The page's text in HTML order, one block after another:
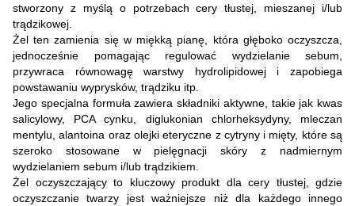
stworzony z myślą o potrzebach cery tłustej, mieszanej i/lub
trądzikowej.
Żel ten zamienia się w miękką pianę, która głęboko oczyszcza,
jednocześnie pomagając regulować wydzielanie sebum,
przywraca równowagę warstwy hydrolipidowej i zapobiega
powstawaniu wyprysków, trądziku itp.
Jego specjalna formuła zawiera składniki aktywne, takie jak kwas
salicylowy, PCA cynku, diglukonian chlorheksydyny, mleczan
mentylu, alantoina oraz olejki eteryczne z cytryny i mięty, które są
szeroko stosowane w pielęgnacji skóry z nadmiernym
wydzielaniem sebum i/lub trądzikiem.
Żel oczyszczający to kluczowy produkt dla cery tłustej, gdzie
oczyszczanie twarzy jest ważniejsze niż dla każdego innego